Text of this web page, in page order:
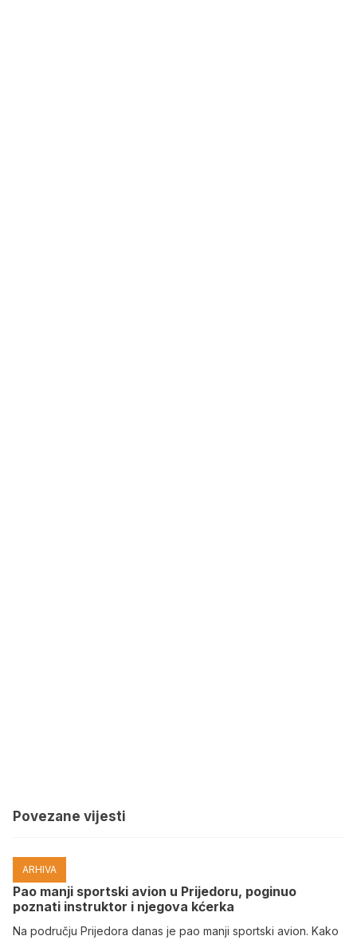
Povezane vijesti
ARHIVA
Pao manji sportski avion u Prijedoru, poginuo
poznati instruktor i njegova kćerka
Na području Prijedora danas je pao manji sportski avion. Kako